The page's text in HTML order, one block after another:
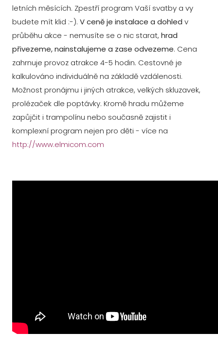
letních měsících. Zpestří program Vaší svatby a vy
budete mít klid :-). V ceně je instalace a dohled v
průběhu akce - nemusíte se o nic starat, hrad
přivezeme, nainstalujeme a zase odvezeme. Cena
zahrnuje provoz atrakce 4-5 hodin. Cestovné je
kalkulováno individuálně na základě vzdálenosti.
Možnost pronájmu i jiných atrakce, velkých skluzavek,
prolézaček dle poptávky. Kromě hradu můžeme
zapůjčit i trampolínu nebo současně zajistit i
komplexní program nejen pro děti - více na
http://www.elmicom.com